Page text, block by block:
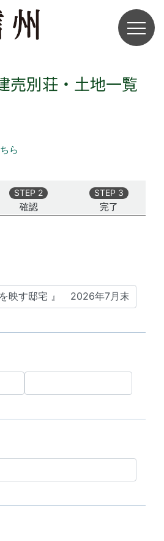
売別荘・土地一覧
ら